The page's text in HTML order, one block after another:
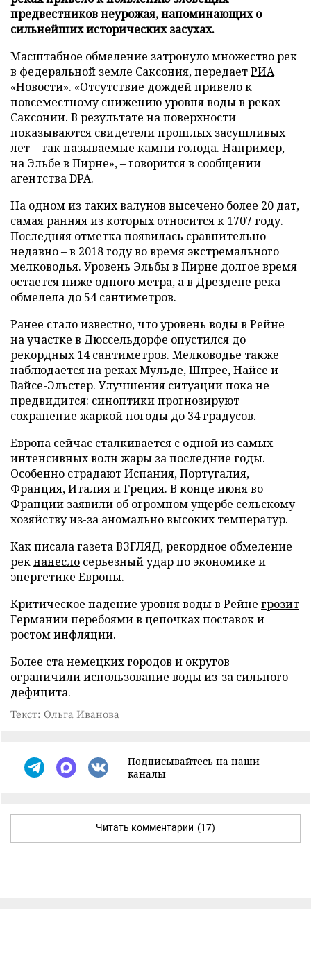
предвестников неурожая, напоминающих о
сильнейших исторических засухах.
Масштабное обмеление затронуло множество рек
в федеральной земле Саксония, передаетРИА
«Новости». «Отсутствие дождей привело к
повсеместному снижению уровня воды в реках
Саксонии. В результате на поверхности
показываются свидетели прошлых засушливых
лет – так называемые камни голода. Например,
на Эльбе в Пирне», – говорится в сообщении
агентства DPA.
На одном из таких валунов высечено более 20 дат,
самая ранняя из которых относится к 1707 году.
Последняя отметка появилась сравнительно
недавно – в 2018 году во время экстремального
мелководья. Уровень Эльбы в Пирне долгое время
остается ниже одного метра, а в Дрездене река
обмелела до 54 сантиметров.
Ранее стало известно, что уровень воды в Рейне
на участке в Дюссельдорфе опустился до
рекордных 14 сантиметров. Мелководье также
наблюдается на реках Мульде, Шпрее, Найсе и
Вайсе-Эльстер. Улучшения ситуации пока не
предвидится: синоптики прогнозируют
сохранение жаркой погоды до 34 градусов.
Европа сейчас сталкивается с одной из самых
интенсивных волн жары за последние годы.
Особенно страдают Испания, Португалия,
Франция, Италия и Греция. В конце июня во
Франции заявили об огромном ущербе сельскому
хозяйству из-за аномально высоких температур.
Как писала газета ВЗГЛЯД, рекордное обмеление
рекнанесло серьезный удар по экономике и
энергетике Европы.
Критическое падение уровня воды в Рейне грозит
Германии перебоями в цепочках поставок и
ростом инфляции.
Более ста немецких городов и округов
ограничилииспользование воды из-за сильного
дефицита.
Текст: Ольга Иванова
Подписывайтесь на наши
каналы
Читать комментарии (17)